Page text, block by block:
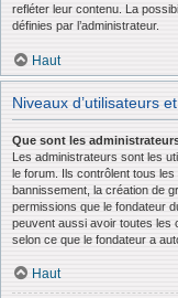
refléter leur contenu. La
définies par l’administrateur.
Haut
Niveaux d’utilisateurs
Que sont les
Les administrateurs sont les
le forum. Ils contrôlent tous
bannissement, la création de
permissions que le fondateur
peuvent aussi avoir toutes les
selon ce que le fondateur a
Haut